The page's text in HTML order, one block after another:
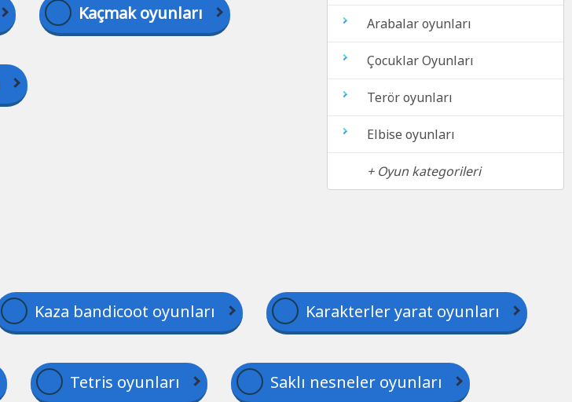
Arabalar oyunları
Çocuklar Oyunları
Terör oyunları
Elbise oyunları
+ Oyun kategorileri
Kaçmak oyunları
Kaza bandicoot oyunları Karakterler yarat oyunları
Tetris oyunları Saklı nesneler oyunları